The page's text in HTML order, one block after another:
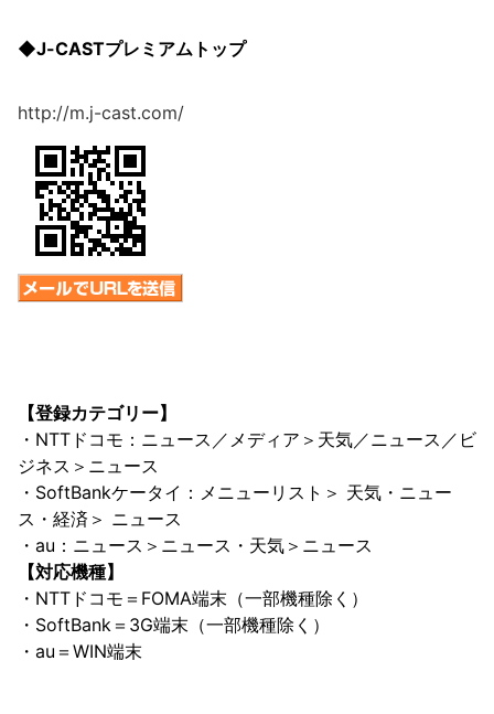
◆J-CASTプレミアムトップ
http://m.j-cast.com/
【登録カテゴリー】
・NTTドコモ：ニュース／メディア＞天気／ニュース／ビ
ジネス＞ニュース
・SoftBankケータイ：メニューリスト＞ 天気・ニュー
ス・経済＞ ニュース
・au：ニュース＞ニュース・天気＞ニュース
【対応機種】
・NTTドコモ＝FOMA端末（一部機種除く）
・SoftBank＝3G端末（一部機種除く）
・au＝WIN端末